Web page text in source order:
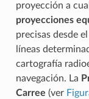
proyección a
proyecciones
precisas desde
líneas
cartografía
navegación. La
Carree (ver